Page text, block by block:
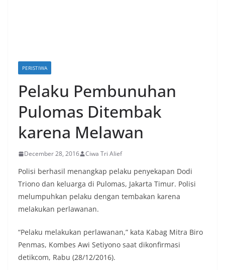
PERISTIWA
Pelaku Pembunuhan
Pulomas Ditembak
karena Melawan
December 28, 2016 Ciwa Tri Alief
Polisi berhasil menangkap pelaku penyekapan Dodi
Triono dan keluarga di Pulomas, Jakarta Timur. Polisi
melumpuhkan pelaku dengan tembakan karena
melakukan perlawanan.
“Pelaku melakukan perlawanan,” kata Kabag Mitra Biro
Penmas, Kombes Awi Setiyono saat dikonfirmasi
detikcom, Rabu (28/12/2016).